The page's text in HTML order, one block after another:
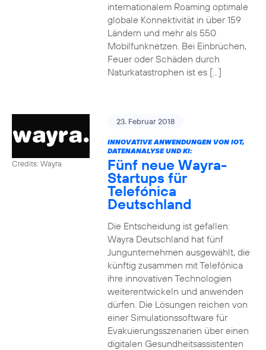
internationalem Roaming optimale
globale Konnektivität in über 159
Ländern und mehr als 550
Mobilfunknetzen. Bei Einbrüchen,
Feuer oder Schäden durch
Naturkatastrophen ist es […]
Credits: Wayra
23. Februar 2018
INNOVATIVE ANWENDUNGEN VON IOT,
DATENANALYSE UND KI:
Fünf neue Wayra-
Startups für
Telefónica
Deutschland
Die Entscheidung ist gefallen:
Wayra Deutschland hat fünf
Jungunternehmen ausgewählt, die
künftig zusammen mit Telefónica
ihre innovativen Technologien
weiterentwickeln und anwenden
dürfen. Die Lösungen reichen von
einer Simulationssoftware für
Evakuierungsszenarien über einen
digitalen Gesundheitsassistenten